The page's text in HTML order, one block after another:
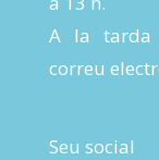
A la tarda
correu
Seu social